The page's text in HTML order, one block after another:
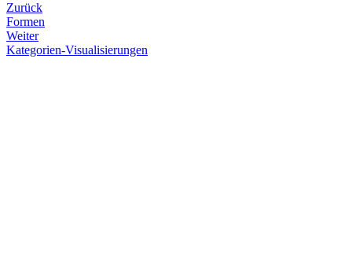
Zurück
Formen
Weiter
Kategorien-Visualisierungen